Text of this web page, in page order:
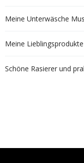
Meine Unterwäsche
Meine
Schöne Rasierer und